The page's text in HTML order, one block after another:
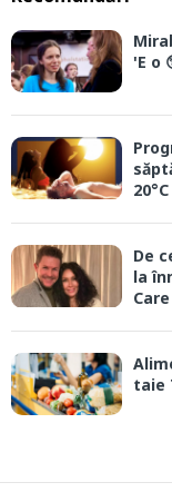
'E o
De
la
taie